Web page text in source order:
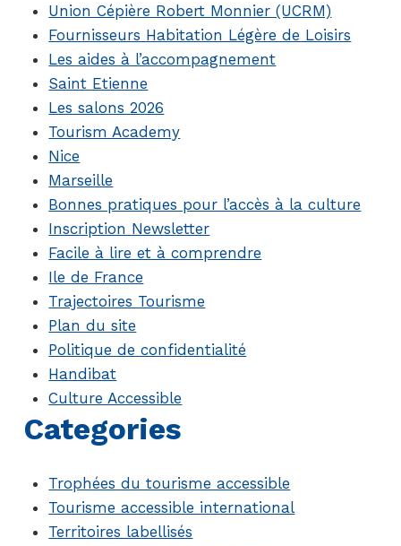
Union Cépière Robert Monnier (UCRM)
Fournisseurs Habitation Légère de Loisirs
Les aides à l’accompagnement
Saint Etienne
Les salons 2026
Tourism Academy
Nice
Marseille
Bonnes pratiques pour l’accès à la culture
Inscription Newsletter
Facile à lire et à comprendre
Ile de France
Trajectoires Tourisme
Plan du site
Politique de confidentialité
Handibat
Culture Accessible
Categories
Trophées du tourisme accessible
Tourisme accessible international
Territoires labellisés